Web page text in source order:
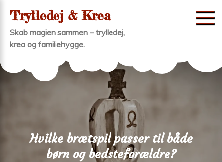
content
Trylledej & Krea
Skab magien sammen – trylledej,
krea og familiehygge.
Hvilke brætspil passer til både
børn og bedsteforældre?